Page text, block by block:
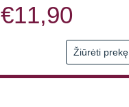
€11,90
Žiūrėti prekę